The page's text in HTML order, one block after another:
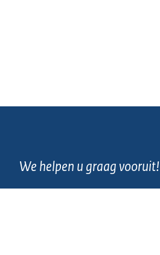
We helpen u graag vooruit!